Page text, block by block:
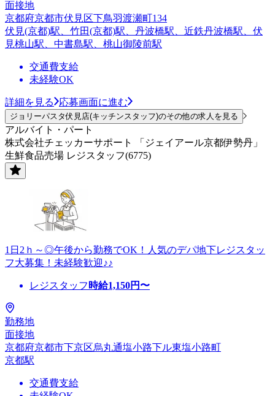
面接地
京都府京都市伏見区下鳥羽渡瀬町134
伏見(京都)駅、竹田(京都)駅、丹波橋駅、近鉄丹波橋駅、伏
見桃山駅、中書島駅、桃山御陵前駅
交通費支給
未経験OK
詳細を見る 応募画面に進む
ジョリーパスタ伏見店(キッチンスタッフ)のその他の求人を見る
アルバイト・パート
株式会社チェッカーサポート 「ジェイアール京都伊勢丹」
生鮮食品売場 レジスタッフ(6775)
1日2ｈ～◎午後から勤務でOK！人気のデパ地下レジスタッ
フ大募集！未経験歓迎♪♪
レジスタッフ 時給1,150円〜
勤務地
面接地
京都府京都市下京区烏丸通塩小路下ル東塩小路町
京都駅
交通費支給